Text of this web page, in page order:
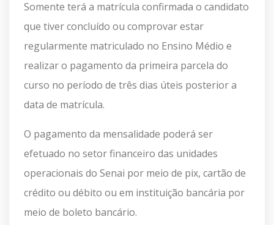
Somente terá a matrícula confirmada o candidato
que tiver concluído ou comprovar estar
regularmente matriculado no Ensino Médio e
realizar o pagamento da primeira parcela do
curso no período de três dias úteis posterior a
data de matrícula.
O pagamento da mensalidade poderá ser
efetuado no setor financeiro das unidades
operacionais do Senai por meio de pix, cartão de
crédito ou débito ou em instituição bancária por
meio de boleto bancário.